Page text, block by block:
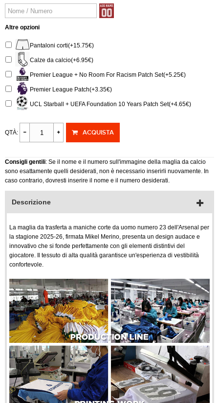
Altre opzioni
Pantaloni corti(+15.75€)
Calze da calcio(+6.95€)
Premier League + No Room For Racism Patch Set(+5.25€)
Premier League Patch(+3.35€)
UCL Starball + UEFA Foundation 10 Years Patch Set(+4.65€)
QTÀ: ACQUISTA
Consigli gentili: Se il nome e il numero sull'immagine della maglia da calcio
sono esattamente quelli desiderati, non è necessario inserirli nuovamente. In
caso contrario, dovresti inserire il nome e il numero desiderati.
Descrizione
La maglia da trasferta a maniche corte da uomo numero 23 dell'Arsenal per
la stagione 2025-26, firmata Mikel Merino, presenta un design audace e
innovativo che si fonde perfettamente con gli elementi distintivi del
giocatore. Il tessuto di alta qualità garantisce un'esperienza di vestibilità
confortevole.